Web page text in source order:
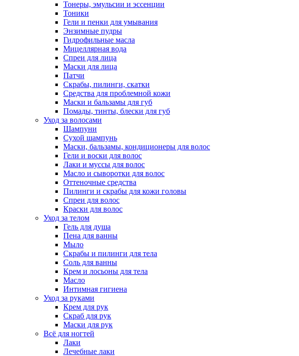
Тонеры, эмульсии и эссенции
Тоники
Гели и пенки для умывания
Энзимные пудры
Гидрофильные масла
Мицеллярная вода
Спреи для лица
Маски для лица
Патчи
Скрабы, пилинги, скатки
Средства для проблемной кожи
Маски и бальзамы для губ
Помады, тинты, блески для губ
Уход за волосами
Шампуни
Сухой шампунь
Маски, бальзамы, кондиционеры для волос
Гели и воски для волос
Лаки и муссы для волос
Масло и сыворотки для волос
Оттеночные средства
Пилинги и скрабы для кожи головы
Спреи для волос
Краски для волос
Уход за телом
Гель для душа
Пена для ванны
Мыло
Скрабы и пилинги для тела
Соль для ванны
Крем и лосьоны для тела
Масло
Интимная гигиена
Уход за руками
Крем для рук
Скраб для рук
Маски для рук
Всё для ногтей
Лаки
Лечебные лаки